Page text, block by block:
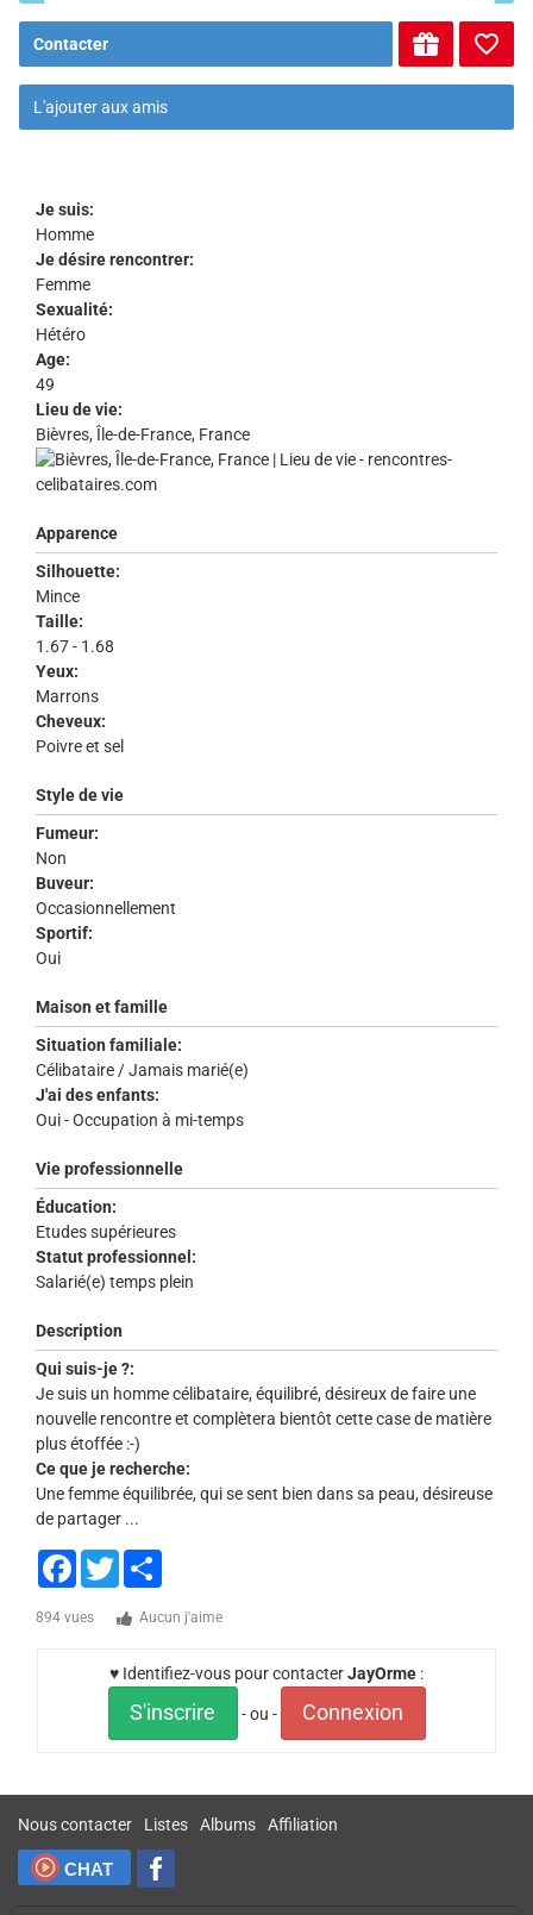
Contacter
L'ajouter aux amis
Je suis:
Homme
Je désire rencontrer:
Femme
Sexualité:
Hétéro
Age:
49
Lieu de vie:
Bièvres, Île-de-France, France
Apparence
Silhouette:
Mince
Taille:
1.67 - 1.68
Yeux:
Marrons
Cheveux:
Poivre et sel
Style de vie
Fumeur:
Non
Buveur:
Occasionnellement
Sportif:
Oui
Maison et famille
Situation familiale:
Célibataire / Jamais marié(e)
J'ai des enfants:
Oui - Occupation à mi-temps
Vie professionnelle
Éducation:
Etudes supérieures
Statut professionnel:
Salarié(e) temps plein
Description
Qui suis-je ?:
Je suis un homme célibataire, équilibré, désireux de faire une
nouvelle rencontre et complètera bientôt cette case de matière
plus étoffée :-)
Ce que je recherche:
Une femme équilibrée, qui se sent bien dans sa peau, désireuse
de partager ...
Facebook
Twitter
894 vues Aucun j'aime
♥ Identifiez-vous pour contacterJayOrme :
S'inscrire - ou - Connexion
Nous contacter Listes Albums Affiliation
CHAT